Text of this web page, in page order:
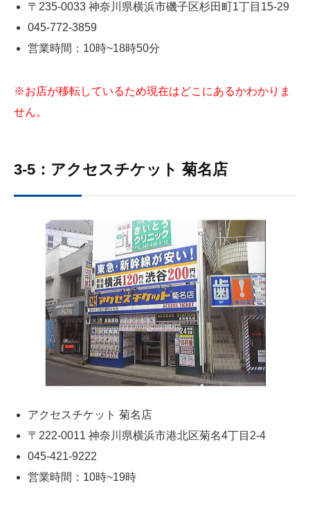
〒235-0033 神奈川県横浜市磯子区杉田町1丁目15-29
045-772-3859
営業時間：10時~18時50分
※お店が移転しているため現在はどこにあるかわかりま
せん。
3-5：アクセスチケット 菊名店
アクセスチケット 菊名店
〒222-0011 神奈川県横浜市港北区菊名4丁目2‐4
045-421-9222
営業時間：10時~19時